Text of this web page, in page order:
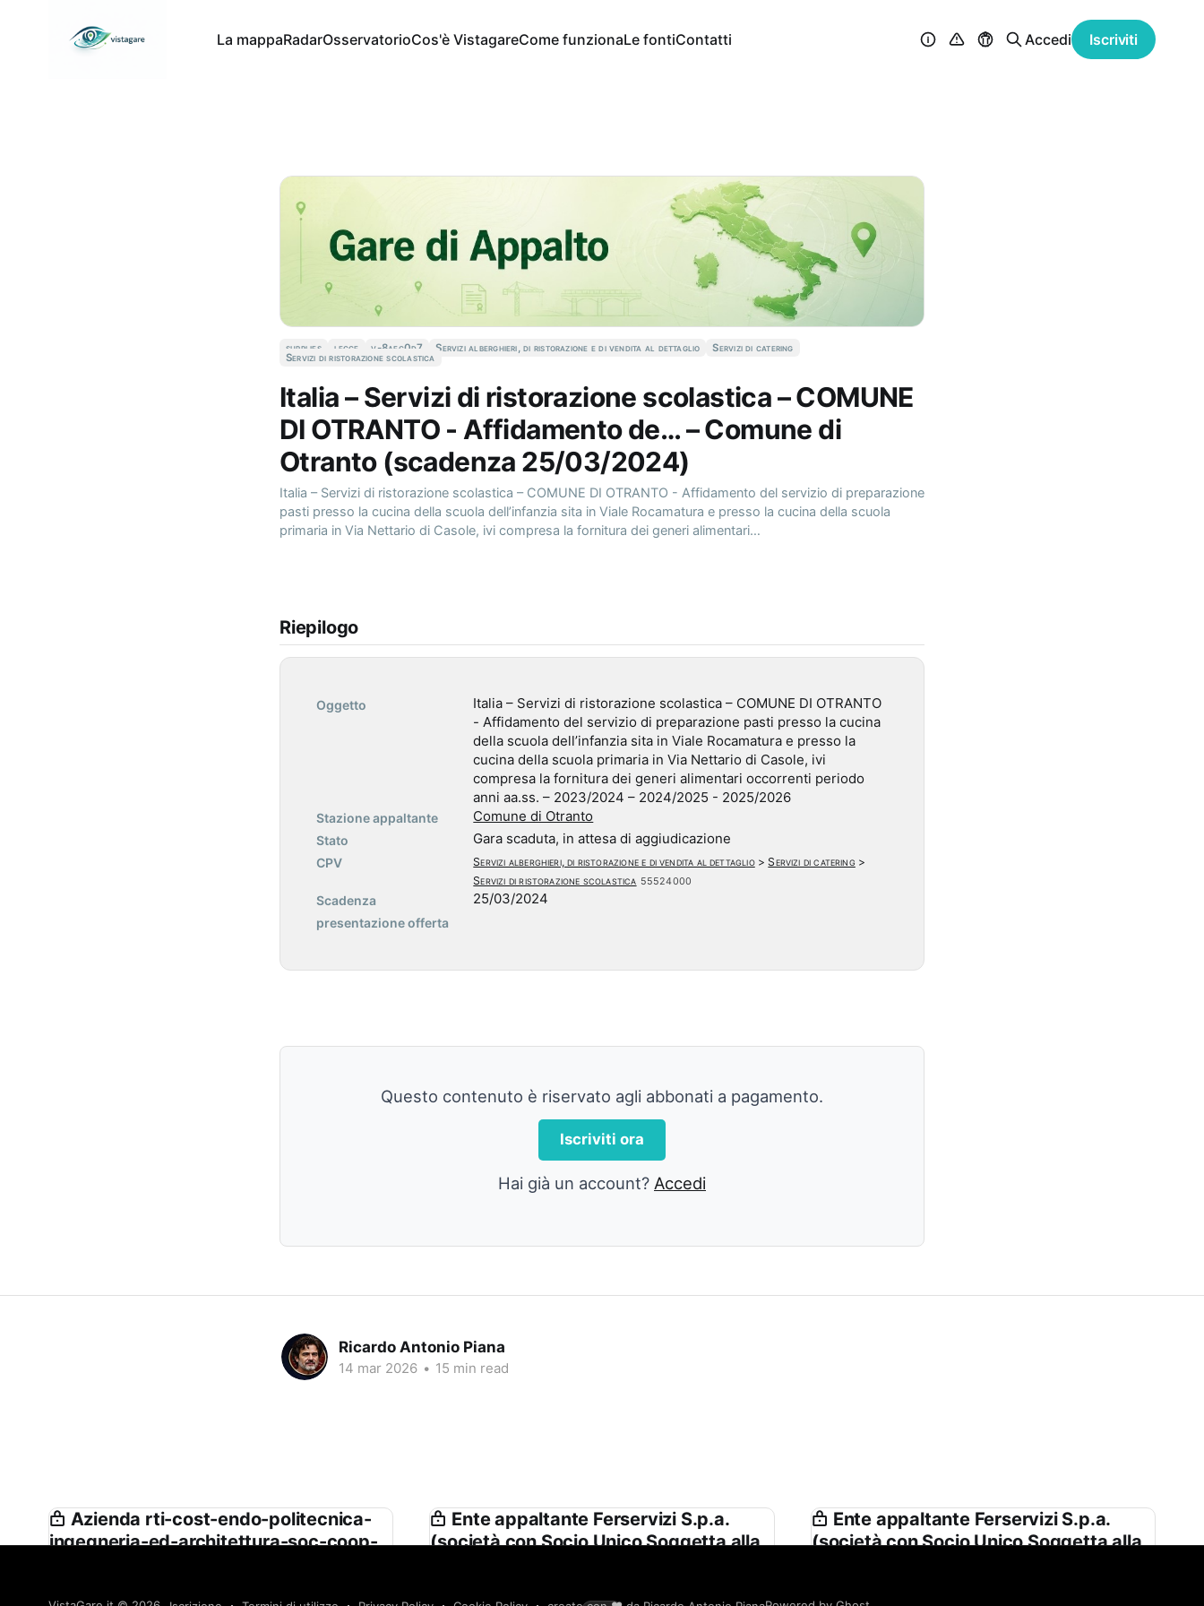
La mappaRadarOsservatorioCos'è VistagareCome funzionaLe fontiContatti Accedi Iscriviti
supplies lecce v-8aec0d7 Servizi alberghieri, di ristorazione e di vendita al dettaglio Servizi di catering
Servizi di ristorazione scolastica
Italia – Servizi di ristorazione scolastica – COMUNE
DI OTRANTO - Affidamento de… – Comune di
Otranto (scadenza 25/03/2024)
Italia – Servizi di ristorazione scolastica – COMUNE DI OTRANTO - Affidamento del servizio di preparazione
pasti presso la cucina della scuola dell’infanzia sita in Viale Rocamatura e presso la cucina della scuola
primaria in Via Nettario di Casole, ivi compresa la fornitura dei generi alimentari…
Riepilogo
Oggetto
Italia – Servizi di ristorazione scolastica – COMUNE DI OTRANTO
- Affidamento del servizio di preparazione pasti presso la cucina
della scuola dell’infanzia sita in Viale Rocamatura e presso la
cucina della scuola primaria in Via Nettario di Casole, ivi
compresa la fornitura dei generi alimentari occorrenti periodo
anni aa.ss. – 2023/2024 – 2024/2025 - 2025/2026
Stazione appaltante Comune di Otranto
Stato Gara scaduta, in attesa di aggiudicazione
CPV Servizi alberghieri, di ristorazione e di vendita al dettaglio> Servizi di catering >
Servizi di ristorazione scolastica 55524000
Scadenza
presentazione offerta
25/03/2024
Questo contenuto è riservato agli abbonati a pagamento.
Iscriviti ora
Hai già un account? Accedi
Ricardo Antonio Piana
14 mar 2026 • 15 min read
Azienda rti-cost-endo-politecnica-
ingegneria-ed-architettura-soc-coop-
Ente appaltante Ferservizi S.p.a.
(società con Socio Unico Soggetta alla
Ente appaltante Ferservizi S.p.a.
(società con Socio Unico Soggetta alla